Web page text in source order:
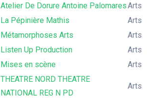
Atelier De Dorure Antoine PalomaresArts
La Pépinière Mathis
Arts
Métamorphoses Arts
Arts
Listen Up Production
Arts
Mises en scène
Arts
THEATRE NORD THEATRE
NATIONAL REG N PD
Arts